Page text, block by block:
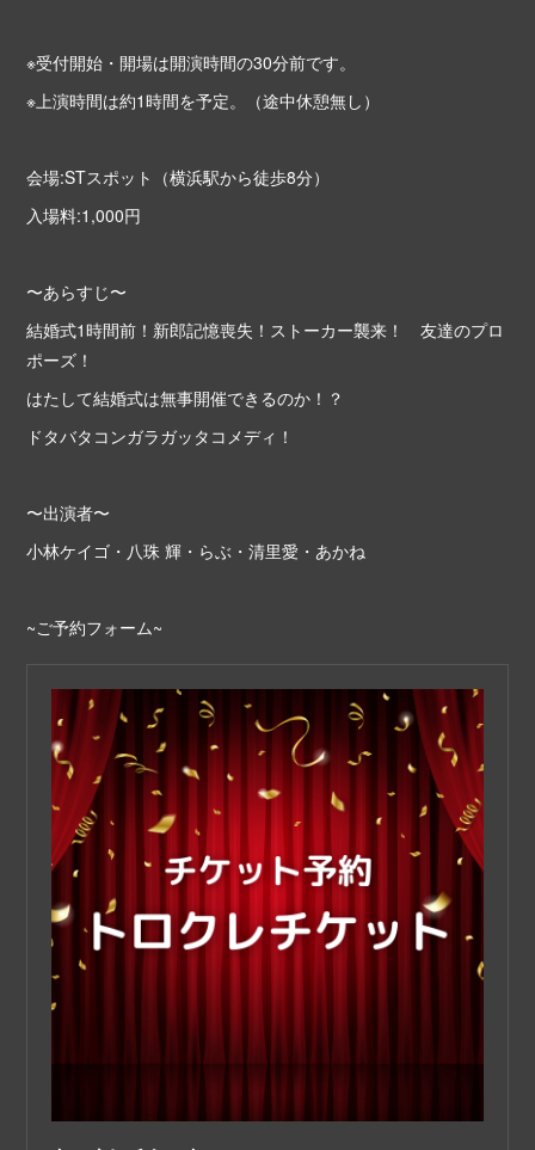
※受付開始・開場は開演時間の30分前です。
※上演時間は約1時間を予定。（途中休憩無し）
会場:STスポット（横浜駅から徒歩8分）
入場料:1,000円
〜あらすじ〜
結婚式1時間前！新郎記憶喪失！ストーカー襲来！ 友達のプロ
ポーズ！
はたして結婚式は無事開催できるのか！？
ドタバタコンガラガッタコメディ！
〜出演者〜
小林ケイゴ・八珠 輝・らぶ・清里愛・あかね
~ご予約フォーム~